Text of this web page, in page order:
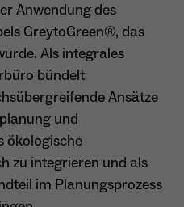
Sitzungs-Identifikation
Daten der
Nutzer gewählte Sprache
Übersetzung der
Anwendung des
GreytoGreen®, das
Als integrales
bündelt
Ansätze
und
ökologische
zu integrieren und als
im Planungsprozess